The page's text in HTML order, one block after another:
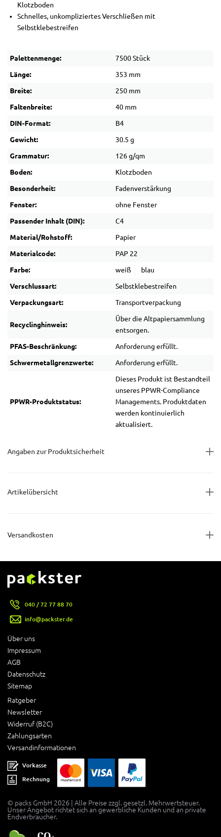
Klotzboden
Schnelles, unkompliziertes Verschließen mit
Selbstklebestreifen
Palettenmenge: 7500 Stück
Länge: 353 mm
Breite: 250 mm
Faltenbreite: 40 mm
DIN-Format: B4
Gewicht: 30.5 g
Grammatur: 126 g/qm
Boden: Klotzboden
Besonderheit: Fadenverstärkung
Fenster: ohne Fenster
Passender Inhalt (DIN): C4
Material/Rohstoff: Papier
Materialcode: PAP 22
Farbe: weiß blau
Verschlussart: Selbstklebestreifen
Verpackungsart: Transportverpackung
Recyclinghinweis:
Über die Altpapiersammlung
entsorgen.
PFAS-Beschränkung: Anforderung erfüllt.
Schwermetallgrenzwerte: Anforderung erfüllt.
PPWR-Produktstatus:
Dieses Produkt ist Bestandteil
unseres PPWR-Compliance
Managements. Produktdaten
werden kontinuierlich
aktualisiert.
Angaben zur Produktsicherheit
Artikelübersicht
Versandkosten
Über uns
Impressum
AGB
Datenschutz
Sitemap
Ratgeber
Newsletter
Widerruf (B2C)
Zahlungsarten
Versandinformationen
040 / 72 77 88 70
info@packster.de
Vorkasse
Rechnung
© packs GmbH 2026 | Alle Preise zzgl. gesetzl. Mehrwertsteuer.
Unser Angebot richtet sich an gewerbliche Kunden und an private
Endverbraucher.